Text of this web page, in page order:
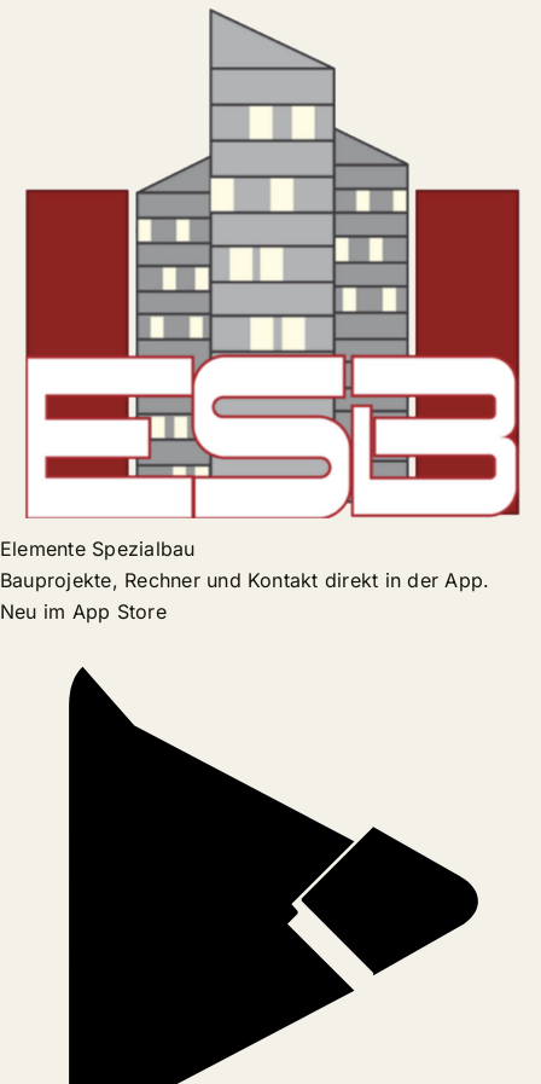
LEISTUNGEN
Elemente Spezialbau
Bauprojekte, Rechner und Kontakt direkt in der App.
Neu im App Store